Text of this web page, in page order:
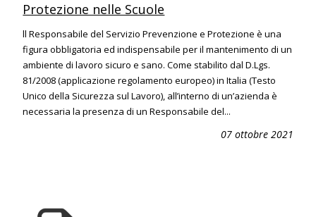
Protezione nelle Scuole
ll Responsabile del Servizio Prevenzione e Protezione è una
figura obbligatoria ed indispensabile per il mantenimento di un
ambiente di lavoro sicuro e sano. Come stabilito dal D.Lgs.
81/2008 (applicazione regolamento europeo) in Italia (Testo
Unico della Sicurezza sul Lavoro), all’interno di un’azienda è
necessaria la presenza di un Responsabile del...
07 ottobre 2021